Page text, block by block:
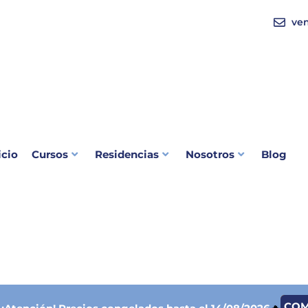
Cursos Residencias Nosotros Blog